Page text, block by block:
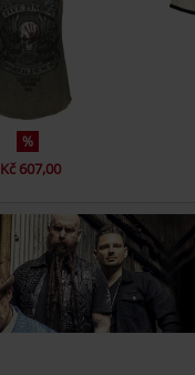
%
Kč 607,00